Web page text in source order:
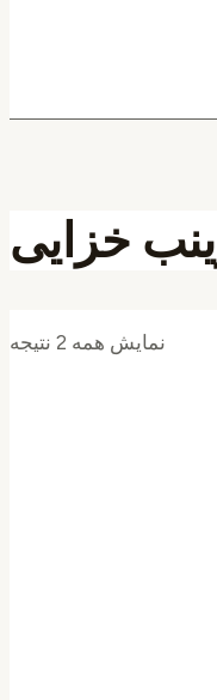
خزایی
نمایش همه 2 نتیجه